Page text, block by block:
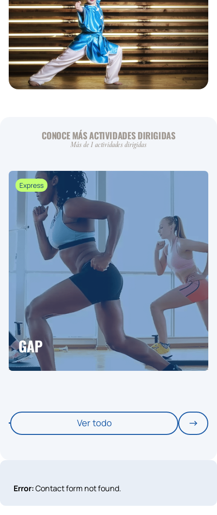
CONOCE MÁS ACTIVIDADES DIRIGIDAS
Más de 1 actividades dirigidas
Express
GAP
Ver todo
Error:Contact form not found.